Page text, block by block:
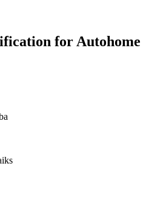
for Autohome